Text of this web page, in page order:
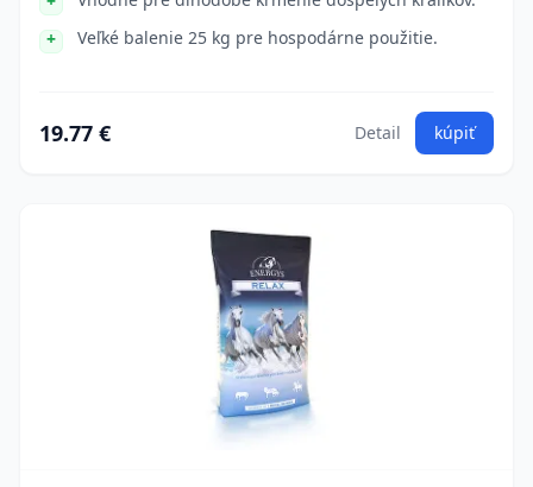
Veľké balenie 25 kg pre hospodárne použitie.
19.77 € Detail kúpiť